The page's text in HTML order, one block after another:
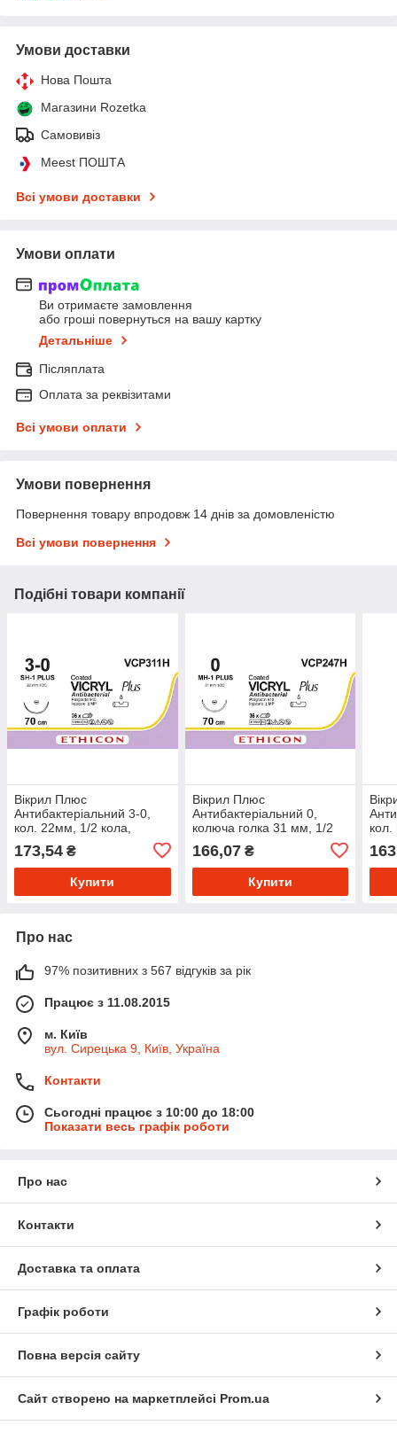
Умови доставки
Нова Пошта
Магазини Rozetka
Самовивіз
Meest ПОШТА
Всі умови доставки
Умови оплати
Ви отримаєте замовлення
або гроші повернуться на вашу картку
Детальніше
Післяплата
Оплата за реквізитами
Всі умови оплати
Умови повернення
Повернення товару впродовж 14 днів за домовленістю
Всі умови повернення
Подібні товари компанії
Вікрил Плюс
Антибактеріальний 3-0,
кол. 22мм, 1/2 кола,
фіолетовий, 70см, 36 шт/
пак
173,54 ₴
Купити
Вікрил Плюс
Антибактеріальний 0,
колюча голка 31 мм, 1/2
фіолетовий, 36 шт/пак
166,07₴
Купити
пак
Про нас
97% позитивних з 567 відгуків за рік
Працює з 11.08.2015
м. Київ
вул. Сирецька 9, Київ, Україна
Контакти
Сьогодні працює з 10:00 до 18:00
Показати весь графік роботи
Про нас
Контакти
Доставка та оплата
Графік роботи
Повна версія сайту
Сайт створено на маркетплейсі Prom.ua